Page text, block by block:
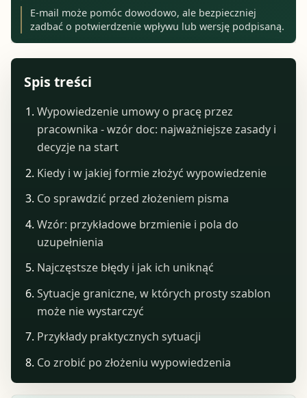
E-mail może pomóc dowodowo, ale bezpieczniej
zadbać o potwierdzenie wpływu lub wersję podpisaną.
Spis treści
Wypowiedzenie umowy o pracę przez
pracownika - wzór doc: najważniejsze zasady i
decyzje na start
Kiedy i w jakiej formie złożyć wypowiedzenie
Co sprawdzić przed złożeniem pisma
Wzór: przykładowe brzmienie i pola do
uzupełnienia
Najczęstsze błędy i jak ich uniknąć
Sytuacje graniczne, w których prosty szablon
może nie wystarczyć
Przykłady praktycznych sytuacji
Co zrobić po złożeniu wypowiedzenia